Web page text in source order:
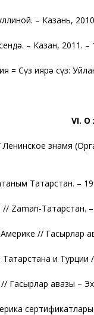
– Казань,
– Казан, 2011. –
= Сүз иярә сүз:
VI. О
знамя
Татарстан. –
Zaman-Татарстан.
// Гасырлар
и
Гасырлар авазы –